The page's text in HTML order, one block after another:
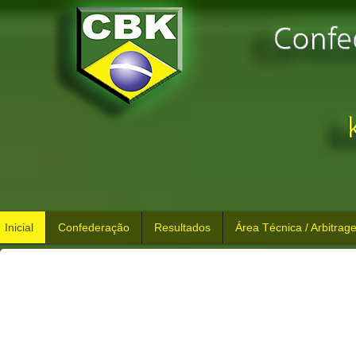
Inicial Confederação Resultados Área Técnica /
Exames Autorizados 2026